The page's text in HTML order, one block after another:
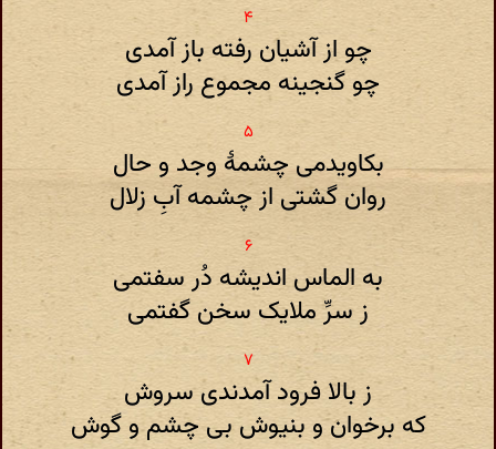
چو از آشیان رفته باز آمدی
چو گنجینه مجموع راز آمدی
بکاویدمی چشمهٔ وجد و حال
روان گشتی از چشمه آبِ زلال
به الماس اندیشه دُر سفتمی
ز سرِّ ملایک سخن گفتمی
ز بالا فرود آمدندی سروش
که برخوان و بنیوش بی چشم و گوش